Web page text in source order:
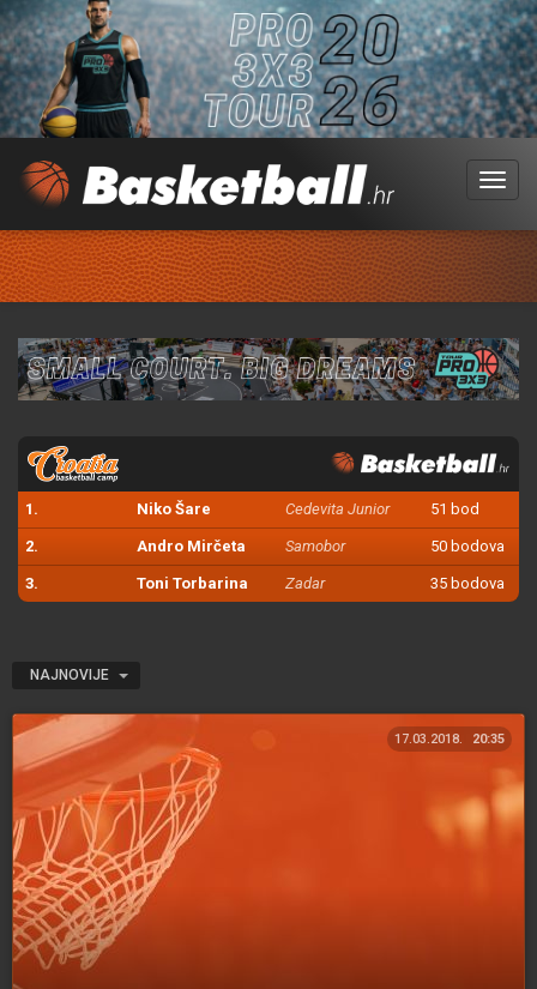
Menu
1. Niko Šare Cedevita Junior 51 bod
2. Andro Mirčeta Samobor 50 bodova
3. Toni Torbarina Zadar 35 bodova
NAJNOVIJE
17.03.2018. 20:35